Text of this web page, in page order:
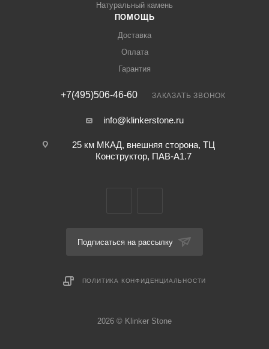
Натуральный камень
ПОМОЩЬ
Доставка
Оплата
Гарантия
+7(495)506-46-60 ЗАКАЗАТЬ ЗВОНОК
info@klinkerstone.ru
25 км МКАД, внешняя сторона, ТЦ
Конструктор, ПАВ-А1.7
Подписаться на рассылку
ПОЛИТИКА КОНФИДЕНЦИАЛЬНОСТИ
2026 © Klinker Stone